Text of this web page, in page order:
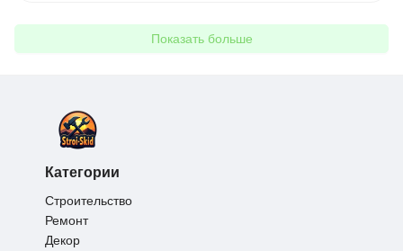
Показать больше
Категории
Строительство
Ремонт
Декор